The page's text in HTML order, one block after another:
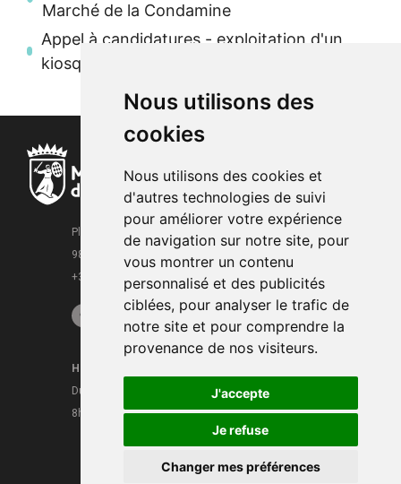
Nous utilisons des
cookies
Nous utilisons des cookies et
d'autres technologies de suivi
pour améliorer votre expérience
de navigation sur notre site, pour
vous montrer un contenu
personnalisé et des publicités
ciblées, pour analyser le trafic de
notre site et pour comprendre la
provenance de nos visiteurs.
J'accepte
Je refuse
Changer mes préférences
Marché de la Condamine
Appel à candidatures - exploitation d'un
kiosque au Marché de Monte‑Carlo
Place de la Mairie
98000 Monaco
+377 93 15 28 63
Horaires
Du lundi au vendredi
8h30 - 16h
Mentions légales
CGU
2022 © Mairie de Monaco | Conception Media &